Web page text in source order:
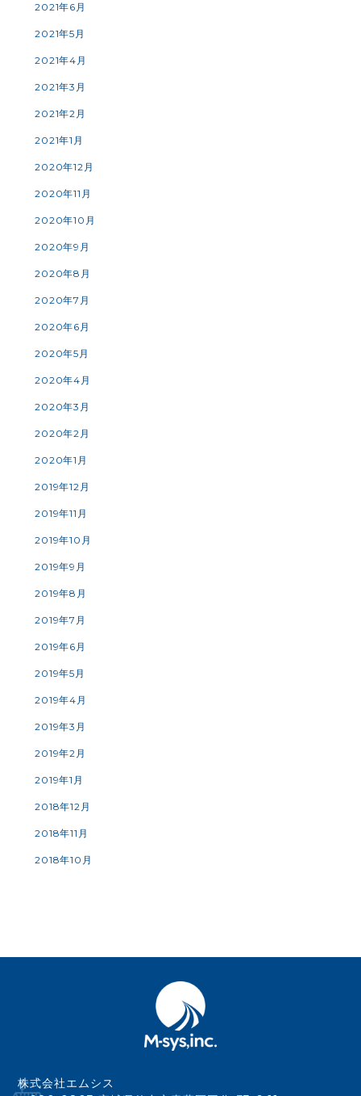
2021年6月
2021年5月
2021年4月
2021年3月
2021年2月
2021年1月
2020年12月
2020年11月
2020年10月
2020年9月
2020年8月
2020年7月
2020年6月
2020年5月
2020年4月
2020年3月
2020年2月
2020年1月
2019年12月
2019年11月
2019年10月
2019年9月
2019年8月
2019年7月
2019年6月
2019年5月
2019年4月
2019年3月
2019年2月
2019年1月
2018年12月
2018年11月
2018年10月
株式会社エムシス